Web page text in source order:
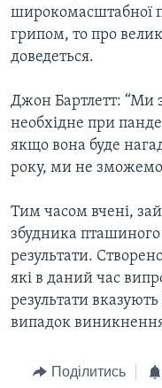
широкомасштабної
грипом, то про
доведеться.
Джон Бартлетт: “Ми
необхідне при
якщо вона буде
року, ми не зможемо
Тим часом вчені,
збудника
результати.
які в даний час
результати
випадок
Поділитись